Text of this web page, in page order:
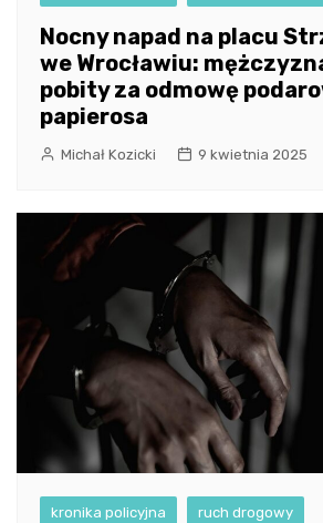
Nocny napad na placu
we Wrocławiu:
pobity za odmowę
papierosa
Michał Kozicki 9 kwietnia 2025
kronika policyjna ruch drogowy